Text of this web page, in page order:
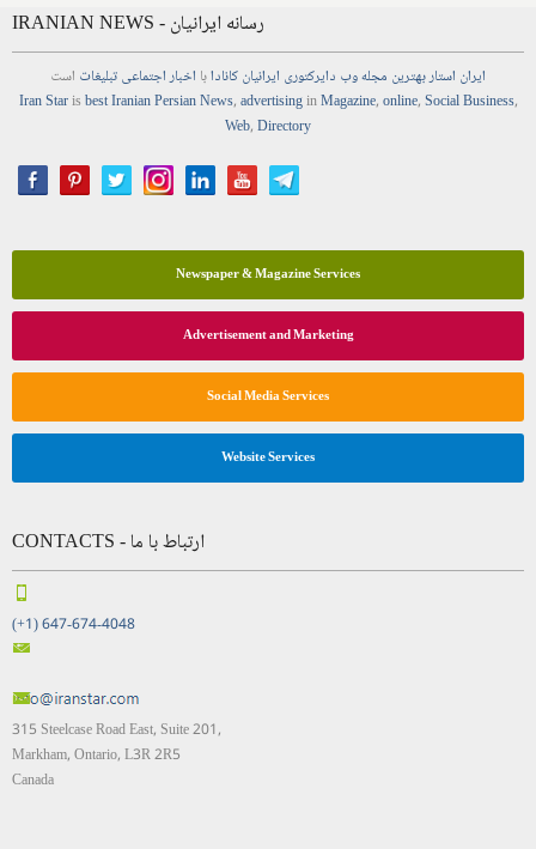
IRANIAN NEWS - رسانه ایرانیان
ایران استاربهترین مجلهوب دایرکتوری ایرانیان کانادابا اخباراجتماعیتبلیغات است
Iran Starisbest Iranian PersianNews,advertisinginMagazine,online,Social Business,
Web,Directory
Newspaper & Magazine Services
Advertisement and Marketing
Social Media Services
Website Services
CONTACTS - ارتباط با ما
(+1) 647-674-4048
315 Steelcase Road East, Suite 201,
Markham, Ontario, L3R 2R5
Canada